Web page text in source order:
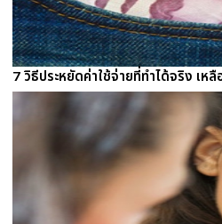
7 วิธีประหยัดค่าใช้จ่ายที่ทำได้จริง เหลื